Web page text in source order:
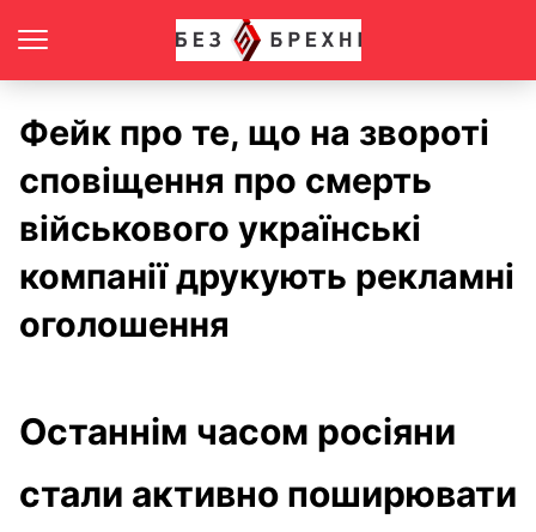
Фейк про те, що на звороті
сповіщення про смерть
військового українські
компанії друкують рекламні
оголошення
Останнім часом росіяни
стали активно поширювати